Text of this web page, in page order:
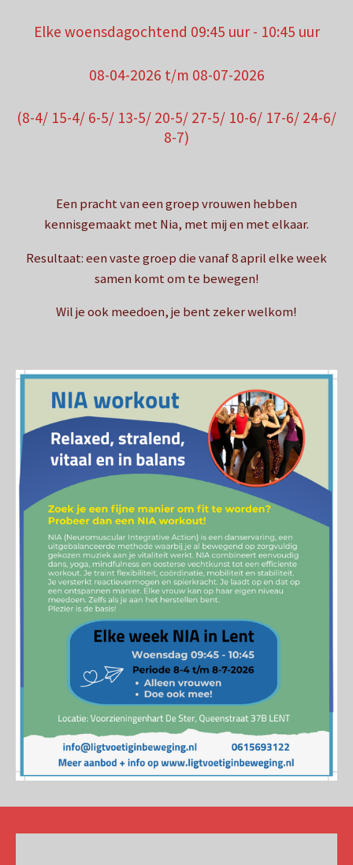
Elke woensdagochtend 09:45 uur - 10:45 uur
08-04-2026 t/m 08-07-2026
(8-4/ 15-4/ 6-5/ 13-5/ 20-5/ 27-5/ 10-6/ 17-6/ 24-6/
8-7)
Een pracht van een groep vrouwen hebben
kennisgemaakt met Nia, met mij en met elkaar.
Resultaat: een vaste groep die vanaf 8 april elke week
samen komt om te bewegen!
Wil je ook meedoen, je bent zeker welkom!